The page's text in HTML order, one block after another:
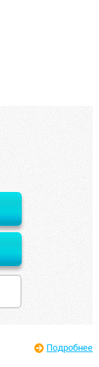
Подробнее